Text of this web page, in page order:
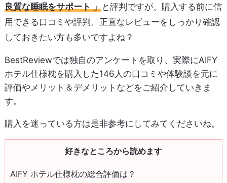
良質な睡眠をサポート 」と評判ですが、購入する前に信
用できる口コミや評判、正直なレビューをしっかり確認
しておきたい方も多いですよね？
BestReviewでは独自のアンケートを取り、実際にAIFY
ホテル仕様枕を購入した146人の口コミや体験談を元に
評価やメリット＆デメリットなどをご紹介していきま
す。
購入を迷っている方は是非参考にしてみてくださいね。
好きなところから読めます
AIFY ホテル仕様枕の総合評価は？